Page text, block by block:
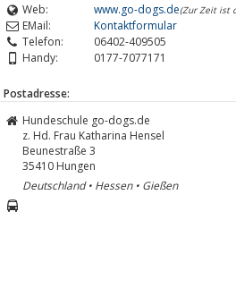
Web:
www.go-dogs.de(Zur Zeit ist
EMail:
Kontaktformular
Telefon:
06402-409505
Handy:
0177-7077171
Postadresse:
Hundeschule go-dogs.de
z. Hd. Frau Katharina Hensel
Beunestraße 3
35410 Hungen
Deutschland • Hessen • Gießen